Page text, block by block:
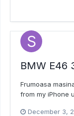
BMW E46
Frumoasa
from my iPhone
December 3,